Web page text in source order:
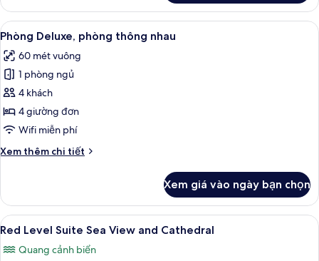
Premier
Family
Room
Xem
tất
cả
ảnh
Phòng
Deluxe,
phòng
nhau
Bộ đồ giường cao cấp, minibar, két
5
Phòng Deluxe, phòng thông nhau
60 mét vuông
1 phòng ngủ
4 khách
4 giường đơn
Wifi miễn phí
Xem thêm chi tiết
Chi
Phòng
Deluxe,
phòng
nhau
Xem giá vào ngày bạn chọn
Xem
tất
cả
Bộ đồ giường cao cấp, minibar, két
8
Red Level Suite Sea View and Cathedral
Quang cảnh biển